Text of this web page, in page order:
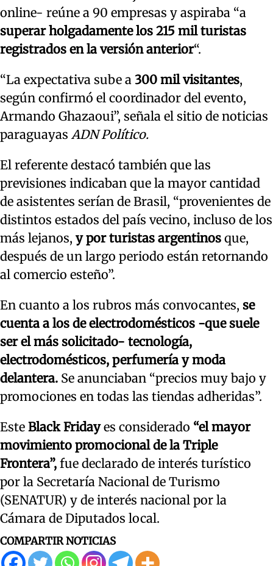
online- reúne a 90 empresas y aspiraba “a
superar holgadamente los 215 mil turistas
registrados en la versión anterior“.
“La expectativa sube a 300 mil visitantes,
según confirmó el coordinador del evento,
Armando Ghazaoui”, señala el sitio de noticias
paraguayas ADN Político.
El referente destacó también que las
previsiones indicaban que la mayor cantidad
de asistentes serían de Brasil, “provenientes de
distintos estados del país vecino, incluso de los
más lejanos, y por turistas argentinos que,
después de un largo periodo están retornando
al comercio esteño”.
En cuanto a los rubros más convocantes, se
cuenta a los de electrodomésticos -que suele
ser el más solicitado- tecnología,
electrodomésticos, perfumería y moda
delantera. Se anunciaban “precios muy bajo y
promociones en todas las tiendas adheridas”.
Este Black Fridayes considerado “el mayor
movimiento promocional de la Triple
Frontera”, fue declarado de interés turístico
por la Secretaría Nacional de Turismo
(SENATUR) y de interés nacional por la
Cámara de Diputados local.
COMPARTIR NOTICIAS